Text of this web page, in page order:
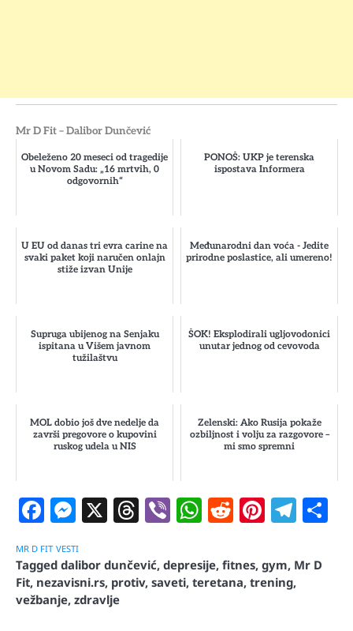
Mr D Fit – Dalibor Dunčević
Obeleženo 20 meseci od tragedije
u Novom Sadu: „16 mrtvih, 0
odgovornih“
PONOŠ: UKP je terenska
ispostava Informera
U EU od danas tri evra carine na
svaki paket koji naručen onlajn
stiže izvan Unije
Međunarodni dan voća - Jedite
prirodne poslastice, ali umereno!
Supruga ubijenog na Senjaku
ispitana u Višem javnom
tužilaštvu
ŠOK! Eksplodirali ugljovodonici
unutar jednog od cevovoda
MOL dobio još dve nedelje da
završi pregovore o kupovini
ruskog udela u NIS
Zelenski: Ako Rusija pokaže
ozbiljnost i volju za razgovore –
mi smo spremni
Facebook
Messenger
X Threads
ViberWhatsApp
Reddit
MR D FIT VESTI
Tagged dalibor dunčević, depresije, fitnes, gym, Mr D
Fit, nezavisni.rs, protiv, saveti, teretana, trening,
vežbanje, zdravlje